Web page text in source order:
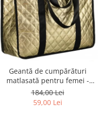
Geantă de cumpărături
matlasată pentru femei -
Rovicky PTR-RSPV-001P-5277
GOLD
184,00 Lei
59,00 Lei